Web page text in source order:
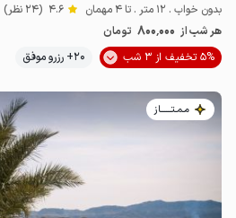
بدون خواب . 12 متر . تا 4 مهمان 4.6 (24 نظر)
هر شب از 800٬000 تومان
5% تخفیف از 3 شب
20+ رزرو موفق
مـمـتــــــاز